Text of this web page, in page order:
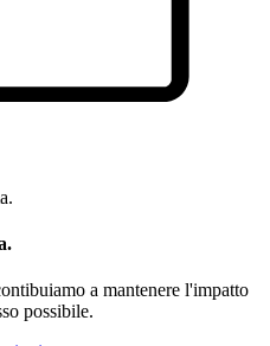
a mantenere l'impatto
possibile.